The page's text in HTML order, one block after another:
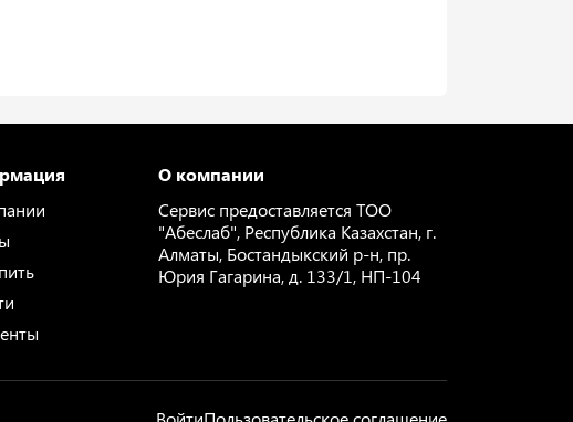
О компании
Сервис предоставляется ТОО
"Абеслаб", Республика Казахстан, г.
Алматы, Бостандыкский р-н, пр.
Юрия Гагарина, д. 133/1, НП-104